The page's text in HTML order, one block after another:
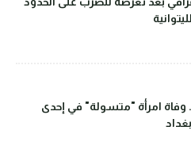
وفاة امرأة "متسولة" في إحدى